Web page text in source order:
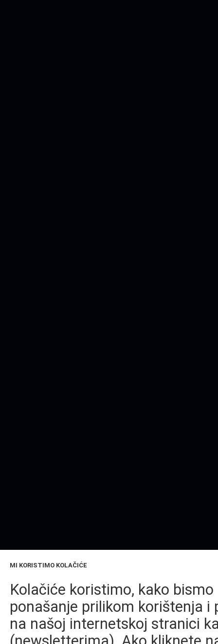
MI KORISTIMO KOLAČIĆE
Kolačiće koristimo, kako
ponašanje prilikom korištenja
na našoj internetskoj stranici